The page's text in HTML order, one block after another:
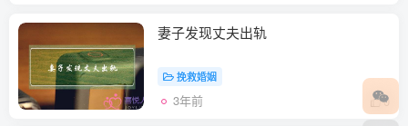
妻子发现丈夫出轨
挽救婚姻
3年前 0